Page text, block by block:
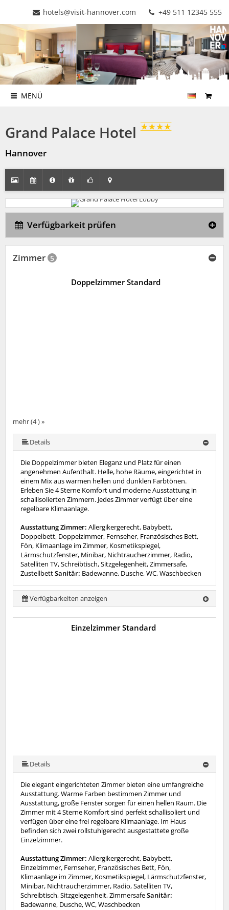
hotels@visit-hannover.com +49 511 12345 555
MENÜ
Grand Palace Hotel
Hannover
Verfügbarkeit prüfen
Zimmer 5
mehr (4 ) »
Doppelzimmer Standard
Details
Die Doppelzimmer bieten Eleganz und Platz für einen
angenehmen Aufenthalt. Helle, hohe Räume, eingerichtet in
einem Mix aus warmen hellen und dunklen Farbtönen.
Erleben Sie 4 Sterne Komfort und moderne Ausstattung in
schallisolierten Zimmern. Jedes Zimmer verfügt über eine
regelbare Klimaanlage.
Ausstattung Zimmer: Allergikergerecht, Babybett,
Doppelbett, Doppelzimmer, Fernseher, Französisches Bett,
Fön, Klimaanlage im Zimmer, Kosmetikspiegel,
Lärmschutzfenster, Minibar, Nichtraucherzimmer, Radio,
Satelliten TV, Schreibtisch, Sitzgelegenheit, Zimmersafe,
ZustellbettSanitär: Badewanne, Dusche, WC, Waschbecken
Verfügbarkeiten anzeigen
Einzelzimmer Standard
Details
Die elegant eingerichteten Zimmer bieten eine umfangreiche
Ausstattung. Warme Farben bestimmen Zimmer und
Ausstattung, große Fenster sorgen für einen hellen Raum. Die
Zimmer mit 4 Sterne Komfort sind perfekt schallisoliert und
verfügen über eine frei regelbare Klimaanlage. Im Haus
befinden sich zwei rollstuhlgerecht ausgestattete große
Einzelzimmer.
Ausstattung Zimmer: Allergikergerecht, Babybett,
Einzelzimmer, Fernseher, Französisches Bett, Fön,
Klimaanlage im Zimmer, Kosmetikspiegel, Lärmschutzfenster,
Minibar, Nichtraucherzimmer, Radio, Satelliten TV,
Schreibtisch, Sitzgelegenheit, ZimmersafeSanitär:
Badewanne, Dusche, WC, Waschbecken